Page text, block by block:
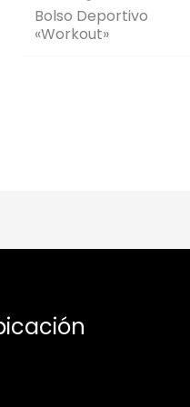
Bolso Deportivo
«Workout»